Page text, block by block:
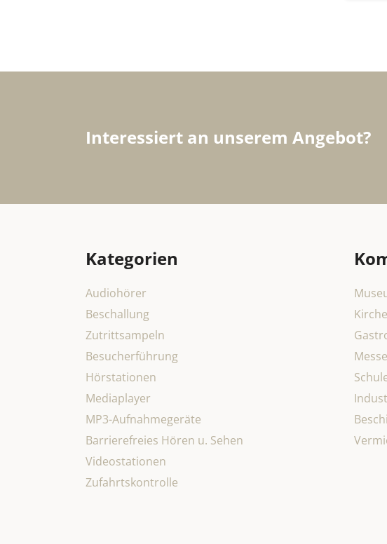
Interessiert an unserem Angebot?
Kategorien
Audiohörer
Beschallung
Zutrittsampeln
Besucherführung
Hörstationen
Mediaplayer
MP3-Aufnahmegeräte
Barrierefreies Hören u. Sehen
Videostationen
Zufahrtskontrolle
Kirche